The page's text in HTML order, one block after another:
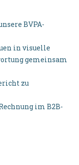
BVPA-
in visuelle
gemeinsam
zu
im B2B-